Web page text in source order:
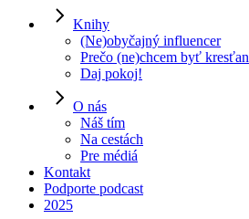
Knihy
(Ne)obyčajný influencer
Prečo (ne)chcem byť kresťan
Daj pokoj!
O nás
Náš tím
Na cestách
Pre médiá
Kontakt
Podporte podcast
2025